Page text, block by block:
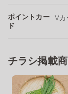
ポイントカー
ド
Vカ
チラシ掲載